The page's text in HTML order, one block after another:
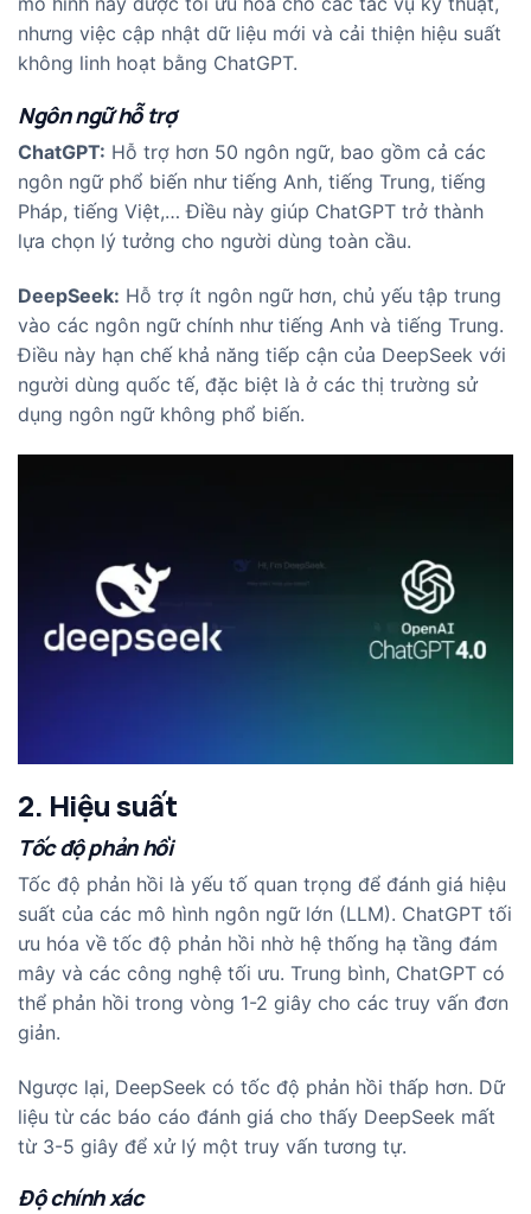
nhưng việc cập nhật dữ liệu mới và cải thiện hiệu suất
không linh hoạt bằng ChatGPT.
Ngôn ngữ hỗ trợ
ChatGPT: Hỗ trợ hơn 50 ngôn ngữ, bao gồm cả các
ngôn ngữ phổ biến như tiếng Anh, tiếng Trung, tiếng
Pháp, tiếng Việt,… Điều này giúp ChatGPT trở thành
lựa chọn lý tưởng cho người dùng toàn cầu.
DeepSeek: Hỗ trợ ít ngôn ngữ hơn, chủ yếu tập trung
vào các ngôn ngữ chính như tiếng Anh và tiếng Trung.
Điều này hạn chế khả năng tiếp cận của DeepSeek với
người dùng quốc tế, đặc biệt là ở các thị trường sử
dụng ngôn ngữ không phổ biến.
2. Hiệu suất
Tốc độ phản hồi
Tốc độ phản hồi là yếu tố quan trọng để đánh giá hiệu
suất của các mô hình ngôn ngữ lớn (LLM). ChatGPT tối
ưu hóa về tốc độ phản hồi nhờ hệ thống hạ tầng đám
mây và các công nghệ tối ưu. Trung bình, ChatGPT có
thể phản hồi trong vòng 1-2 giây cho các truy vấn đơn
giản.
Ngược lại, DeepSeek có tốc độ phản hồi thấp hơn. Dữ
liệu từ các báo cáo đánh giá cho thấy DeepSeek mất
từ 3-5 giây để xử lý một truy vấn tương tự.
Độ chính xác